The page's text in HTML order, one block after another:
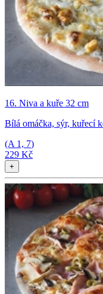
16. Niva a kuře 32 cm
Bílá omáčka, sýr, kuřecí
(A 1, 7)
229 Kč
+